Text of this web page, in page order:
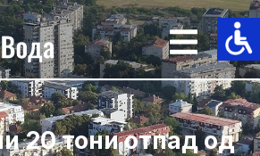
20 тони отпад од